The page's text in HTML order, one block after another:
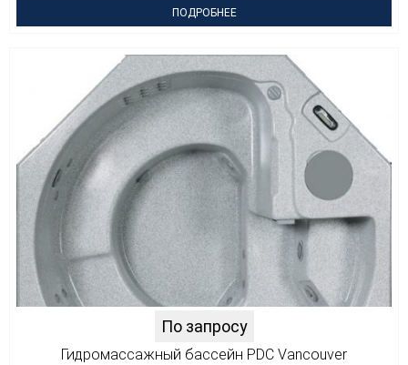
ПОДРОБНЕЕ
По запросу
Гидромассажный бассейн PDC Vancouver